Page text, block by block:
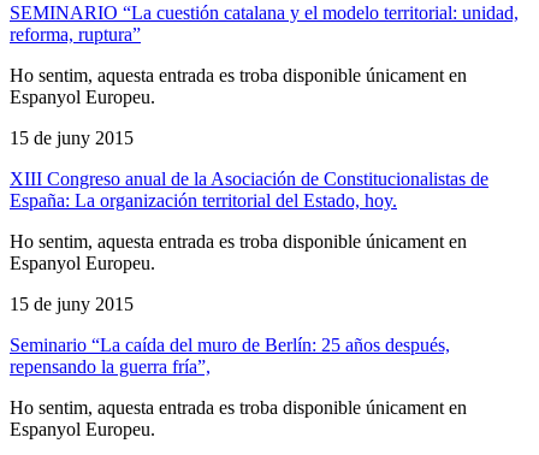
SEMINARIO “La cuestión catalana y el modelo territorial: unidad,
reforma, ruptura”
Ho sentim, aquesta entrada es troba disponible únicament en
Espanyol Europeu.
15 de juny 2015
XIII Congreso anual de la Asociación de Constitucionalistas de
España: La organización territorial del Estado, hoy.
Ho sentim, aquesta entrada es troba disponible únicament en
Espanyol Europeu.
15 de juny 2015
Seminario “La caída del muro de Berlín: 25 años después,
repensando la guerra fría”,
Ho sentim, aquesta entrada es troba disponible únicament en
Espanyol Europeu.